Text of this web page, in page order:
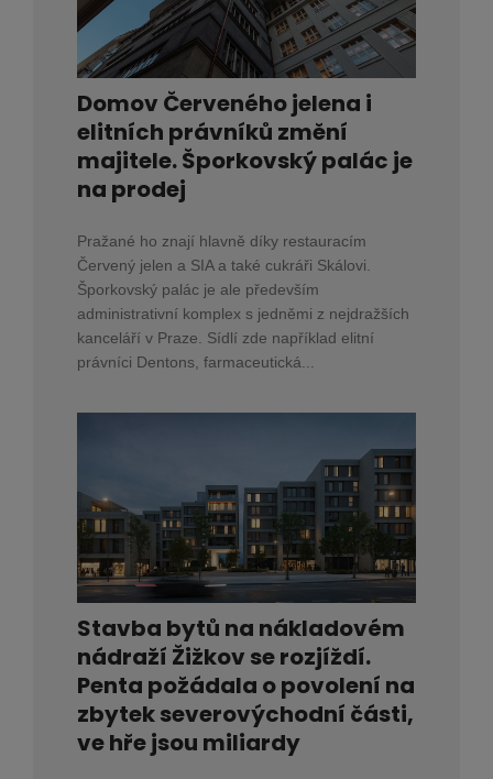
Domov Červeného jelena i
elitních právníků změní
majitele. Šporkovský palác je
na prodej
Pražané ho znají hlavně díky restauracím
Červený jelen a SIA a také cukráři Skálovi.
Šporkovský palác je ale především
administrativní komplex s jedněmi z nejdražších
kanceláří v Praze. Sídlí zde například elitní
právníci Dentons, farmaceutická...
Stavba bytů na nákladovém
nádraží Žižkov se rozjíždí.
Penta požádala o povolení na
zbytek severovýchodní části,
ve hře jsou miliardy